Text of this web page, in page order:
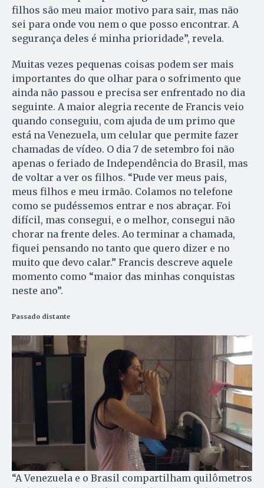
filhos são meu maior motivo para sair, mas não
sei para onde vou nem o que posso encontrar. A
segurança deles é minha prioridade”, revela.
Muitas vezes pequenas coisas podem ser mais
importantes do que olhar para o sofrimento que
ainda não passou e precisa ser enfrentado no dia
seguinte. A maior alegria recente de Francis veio
quando conseguiu, com ajuda de um primo que
está na Venezuela, um celular que permite fazer
chamadas de vídeo. O dia 7 de setembro foi não
apenas o feriado de Independência do Brasil, mas
de voltar a ver os filhos. “Pude ver meus pais,
meus filhos e meu irmão. Colamos no telefone
como se pudéssemos entrar e nos abraçar. Foi
difícil, mas consegui, e o melhor, consegui não
chorar na frente deles. Ao terminar a chamada,
fiquei pensando no tanto que quero dizer e no
muito que devo calar.” Francis descreve aquele
momento como “maior das minhas conquistas
neste ano”.
Passado distante
“A Venezuela e o Brasil compartilham quilômetros